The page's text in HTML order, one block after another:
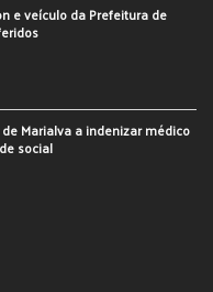
e veículo da Prefeitura de
Marialva a indenizar médico
social